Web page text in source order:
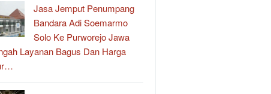
Jasa Jemput Penumpang
Bandara Adi Soemarmo
Solo Ke Purworejo Jawa
Layanan Bagus Dan Harga